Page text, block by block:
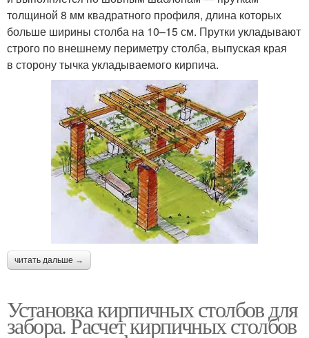
толщиной 8 мм квадратного профиля, длина которых
больше ширины столба на 10–15 см. Прутки укладывают
строго по внешнему периметру столба, выпуская края
в сторону тычка укладываемого кирпича.
читать дальше →
Установка кирпичных столбов для
забора. Расчет кирпичных столбов